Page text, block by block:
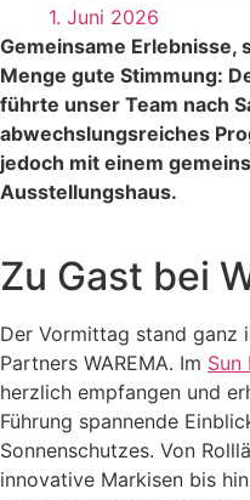
1. Juni 2026
Gemeinsame Erlebnisse,
Menge gute Stimmung:
führte unser Team nach
abwechslungsreiches
jedoch mit einem
Ausstellungshaus.
Zu Gast bei
Der Vormittag stand ganz
Partners WAREMA. Im Sun
herzlich empfangen und
Führung spannende
Sonnenschutzes. Von
innovative Markisen bis